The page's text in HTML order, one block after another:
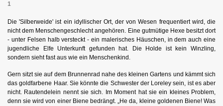
1
Die 'Silberweide' ist ein idyllischer Ort, der von Wesen frequentiert wird, die
nicht dem Menschengeschlecht angehören. Eine gutmütige Hexe besitzt dort
- unter Felsen halb versteckt - ein malerisches Häuschen, in dem auch eine
jugendliche Elfe Unterkunft gefunden hat. Die Holde ist kein Winzling,
sondern sieht fast aus wie ein Menschenkind.
Gern sitzt sie auf dem Brunnenrad nahe des kleinen Gartens und kämmt sich
das goldfarbene Haar. Sie könnte die Schwester der Loreley sein, ist es aber
nicht. Rautendelein nennt sie sich. Im Moment hat sie ein kleines Problem,
denn sie wird von einer Biene bedrängt. „He da, kleine goldenen Biene! Was